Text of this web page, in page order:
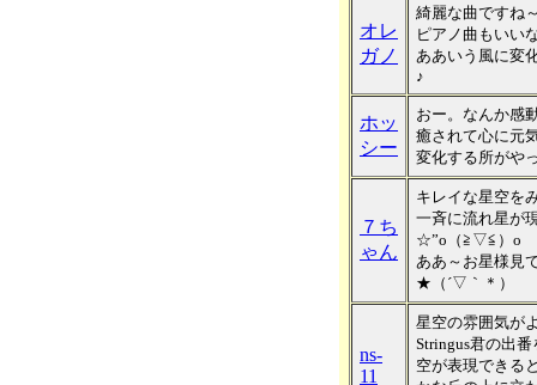
オレ
ガノ
綺麗な曲ですね
ピアノ曲もいい
ああいう風に変
♪
ホッ
シー
おー。なんか感
癒されて心に元
変化する所がや
７ち
ゃん
キレイな星空を
一斉に流れ星が
☆”o（≧▽≦）o
ああ～お星様見
★（´▽｀＊）
ns-
11
星空の雰囲気が
Stringus君の出
空が表現できる